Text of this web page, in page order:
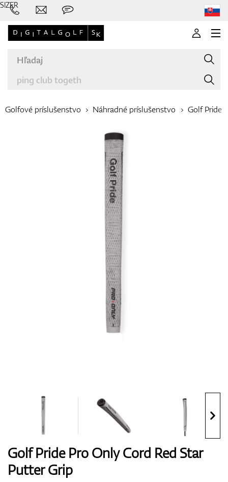
Značky
Palice
Oblečenie
Topánky
Rukavice
Bagy
Golfové príslušenstvo Náhradné príslušenstvo Golf Pride
Golf Pride Pro Only Cord Red Star
Putter Grip
SIZER